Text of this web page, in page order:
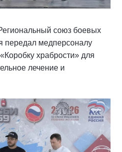
союз боевых
передал медперсоналу
храбрости» для
лечение и